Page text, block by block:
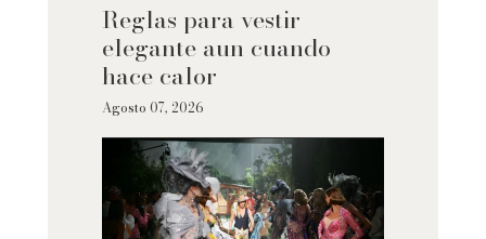
Reglas para vestir
elegante aun cuando
hace calor
Agosto 07, 2026